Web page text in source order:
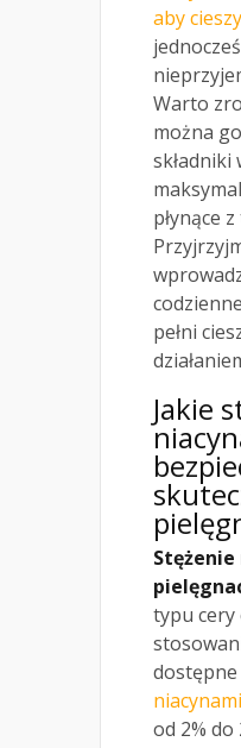
aby
Warto
można
składniki
płynące
pełni
Jakie
typu cery
od 2% do